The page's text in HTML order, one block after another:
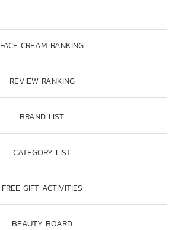
FACE CREAM RANKING
REVIEW RANKING
BRAND LIST
CATEGORY LIST
FREE GIFT ACTIVITIES
BEAUTY BOARD